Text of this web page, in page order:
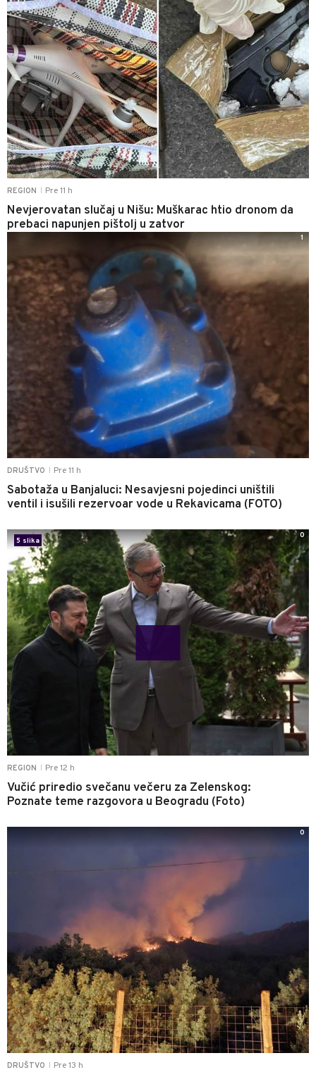
REGION Pre 11 h
Nevjerovatan slučaj u Nišu: Muškarac htio dronom da
prebaci napunjen pištolj u zatvor
DRUŠTVO Pre 11 h
Sabotaža u Banjaluci: Nesavjesni pojedinci uništili
ventil i isušili rezervoar vode u Rekavicama (FOTO)
1
REGION Pre 12 h
Vučić priredio svečanu večeru za Zelenskog:
Poznate teme razgovora u Beogradu (Foto)
5 slika
0
DRUŠTVO Pre 13 h
0